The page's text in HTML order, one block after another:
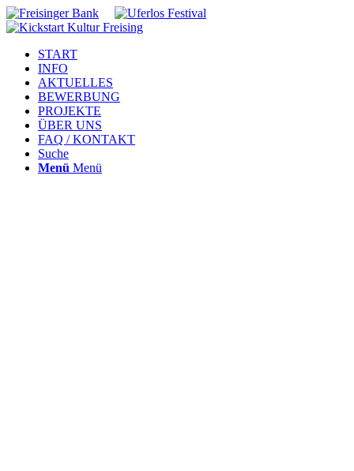
START
INFO
AKTUELLES
BEWERBUNG
PROJEKTE
ÜBER UNS
FAQ / KONTAKT
Suche
Menü Menü